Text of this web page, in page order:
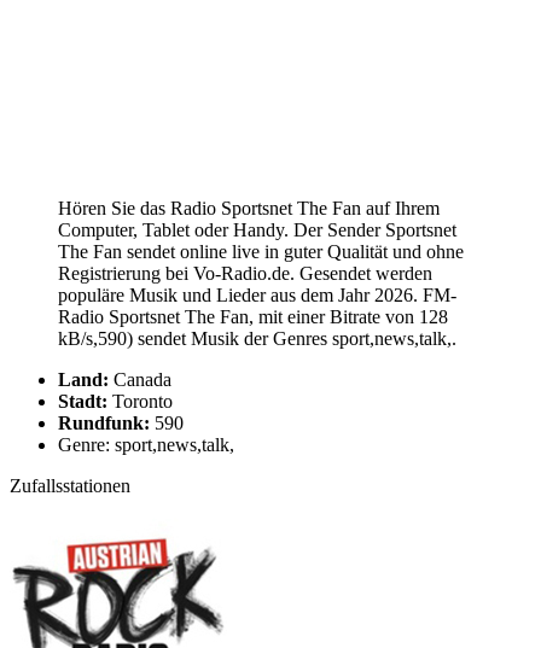
Hören Sie das Radio Sportsnet The Fan auf Ihrem
Computer, Tablet oder Handy. Der Sender Sportsnet
The Fan sendet online live in guter Qualität und ohne
Registrierung bei Vo-Radio.de. Gesendet werden
populäre Musik und Lieder aus dem Jahr 2026. FM-
Radio Sportsnet The Fan, mit einer Bitrate von 128
kB/s,590) sendet Musik der Genres sport,news,talk,.
Land: Canada
Stadt: Toronto
Rundfunk: 590
Genre: sport,news,talk,
Zufallsstationen